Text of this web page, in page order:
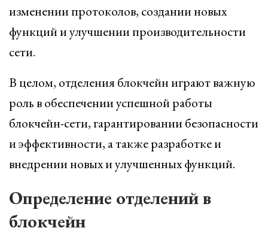
изменении протоколов, создании новых
функций и улучшении производительности
сети.
В целом, отделения блокчейн играют важную
роль в обеспечении успешной работы
блокчейн-сети, гарантировании безопасности
и эффективности, а также разработке и
внедрении новых и улучшенных функций.
Определение отделений в
блокчейн